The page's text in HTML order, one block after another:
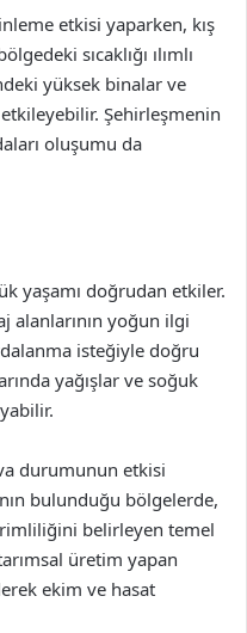
etkisi yaparken, kış
sıcaklığı ılımlı
yüksek binalar ve
etkileyebilir. Şehirleşmenin
oluşumu da
yaşamı doğrudan etkiler.
alanlarının yoğun ilgi
isteğiyle doğru
yağışlar ve soğuk
durumunun etkisi
bulunduğu bölgelerde,
belirleyen temel
üretim yapan
ekim ve hasat